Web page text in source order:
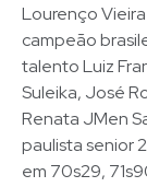
Lourenço
campeão
talento Luiz
Suleika, José
Renata JMen
paulista senior
em 70s29,